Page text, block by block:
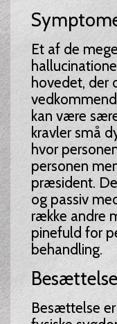
Et af de
hovedet, der
kan være
kravler små
hvor
personen
præsident.
og passiv
række andre
pinefuld for
behandling.
Besættelse
Besættelse